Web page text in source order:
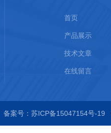
首页
产品展示
技术文章
在线留言
备案号：苏ICP备15047154号-19